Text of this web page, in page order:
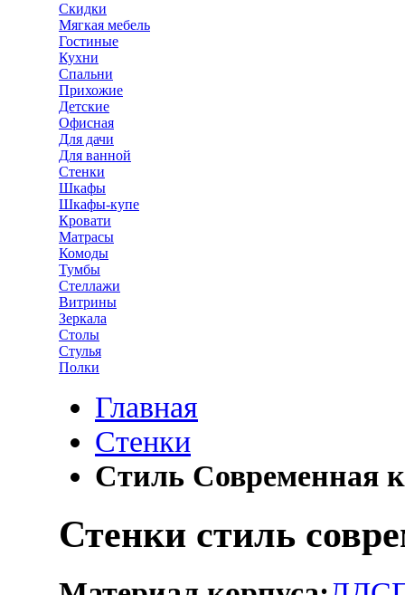
Скидки
Мягкая мебель
Гостиные
Кухни
Спальни
Прихожие
Детские
Офисная
Для дачи
Для ванной
Стенки
Шкафы
Шкафы-купе
Кровати
Матрасы
Комоды
Тумбы
Стеллажи
Витрины
Зеркала
Столы
Стулья
Полки
Главная
Стенки
Стиль Современная
Стенки стиль